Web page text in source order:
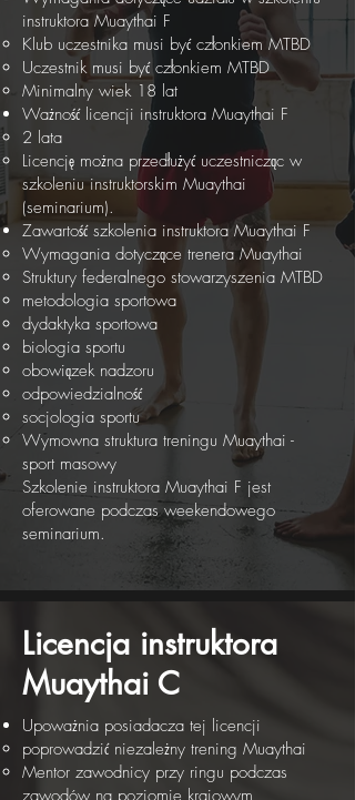
instruktora Muaythai F
Klub uczestnika musi być członkiem MTBD
Uczestnik musi być członkiem MTBD
Minimalny wiek 18 lat
Ważność licencji instruktora Muaythai F
2 lata
Licencję można przedłużyć uczestnicząc w
szkoleniu instruktorskim Muaythai
(seminarium).
Zawartość szkolenia instruktora Muaythai F
Wymagania dotyczące trenera Muaythai
Struktury federalnego stowarzyszenia MTBD
metodologia sportowa
dydaktyka sportowa
biologia sportu
obowiązek nadzoru
odpowiedzialność
socjologia sportu
Wymowna struktura treningu Muaythai -
sport masowy
Szkolenie instruktora Muaythai F jest
oferowane podczas weekendowego
seminarium.
Licencja instruktora
Muaythai C
Upoważnia posiadacza tej licencji
poprowadzić niezależny trening Muaythai
Mentor zawodnicy przy ringu podczas
zawodów na poziomie krajowym